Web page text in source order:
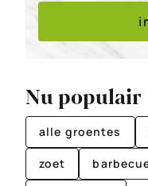
Nu populair
alle groentes
zoet